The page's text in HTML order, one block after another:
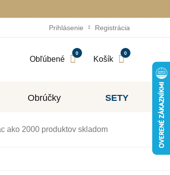
Prihlásenie Registrácia
Obľúbené
0
Košík
0
Obrúčky SETY
ako 2000 produktov skladom